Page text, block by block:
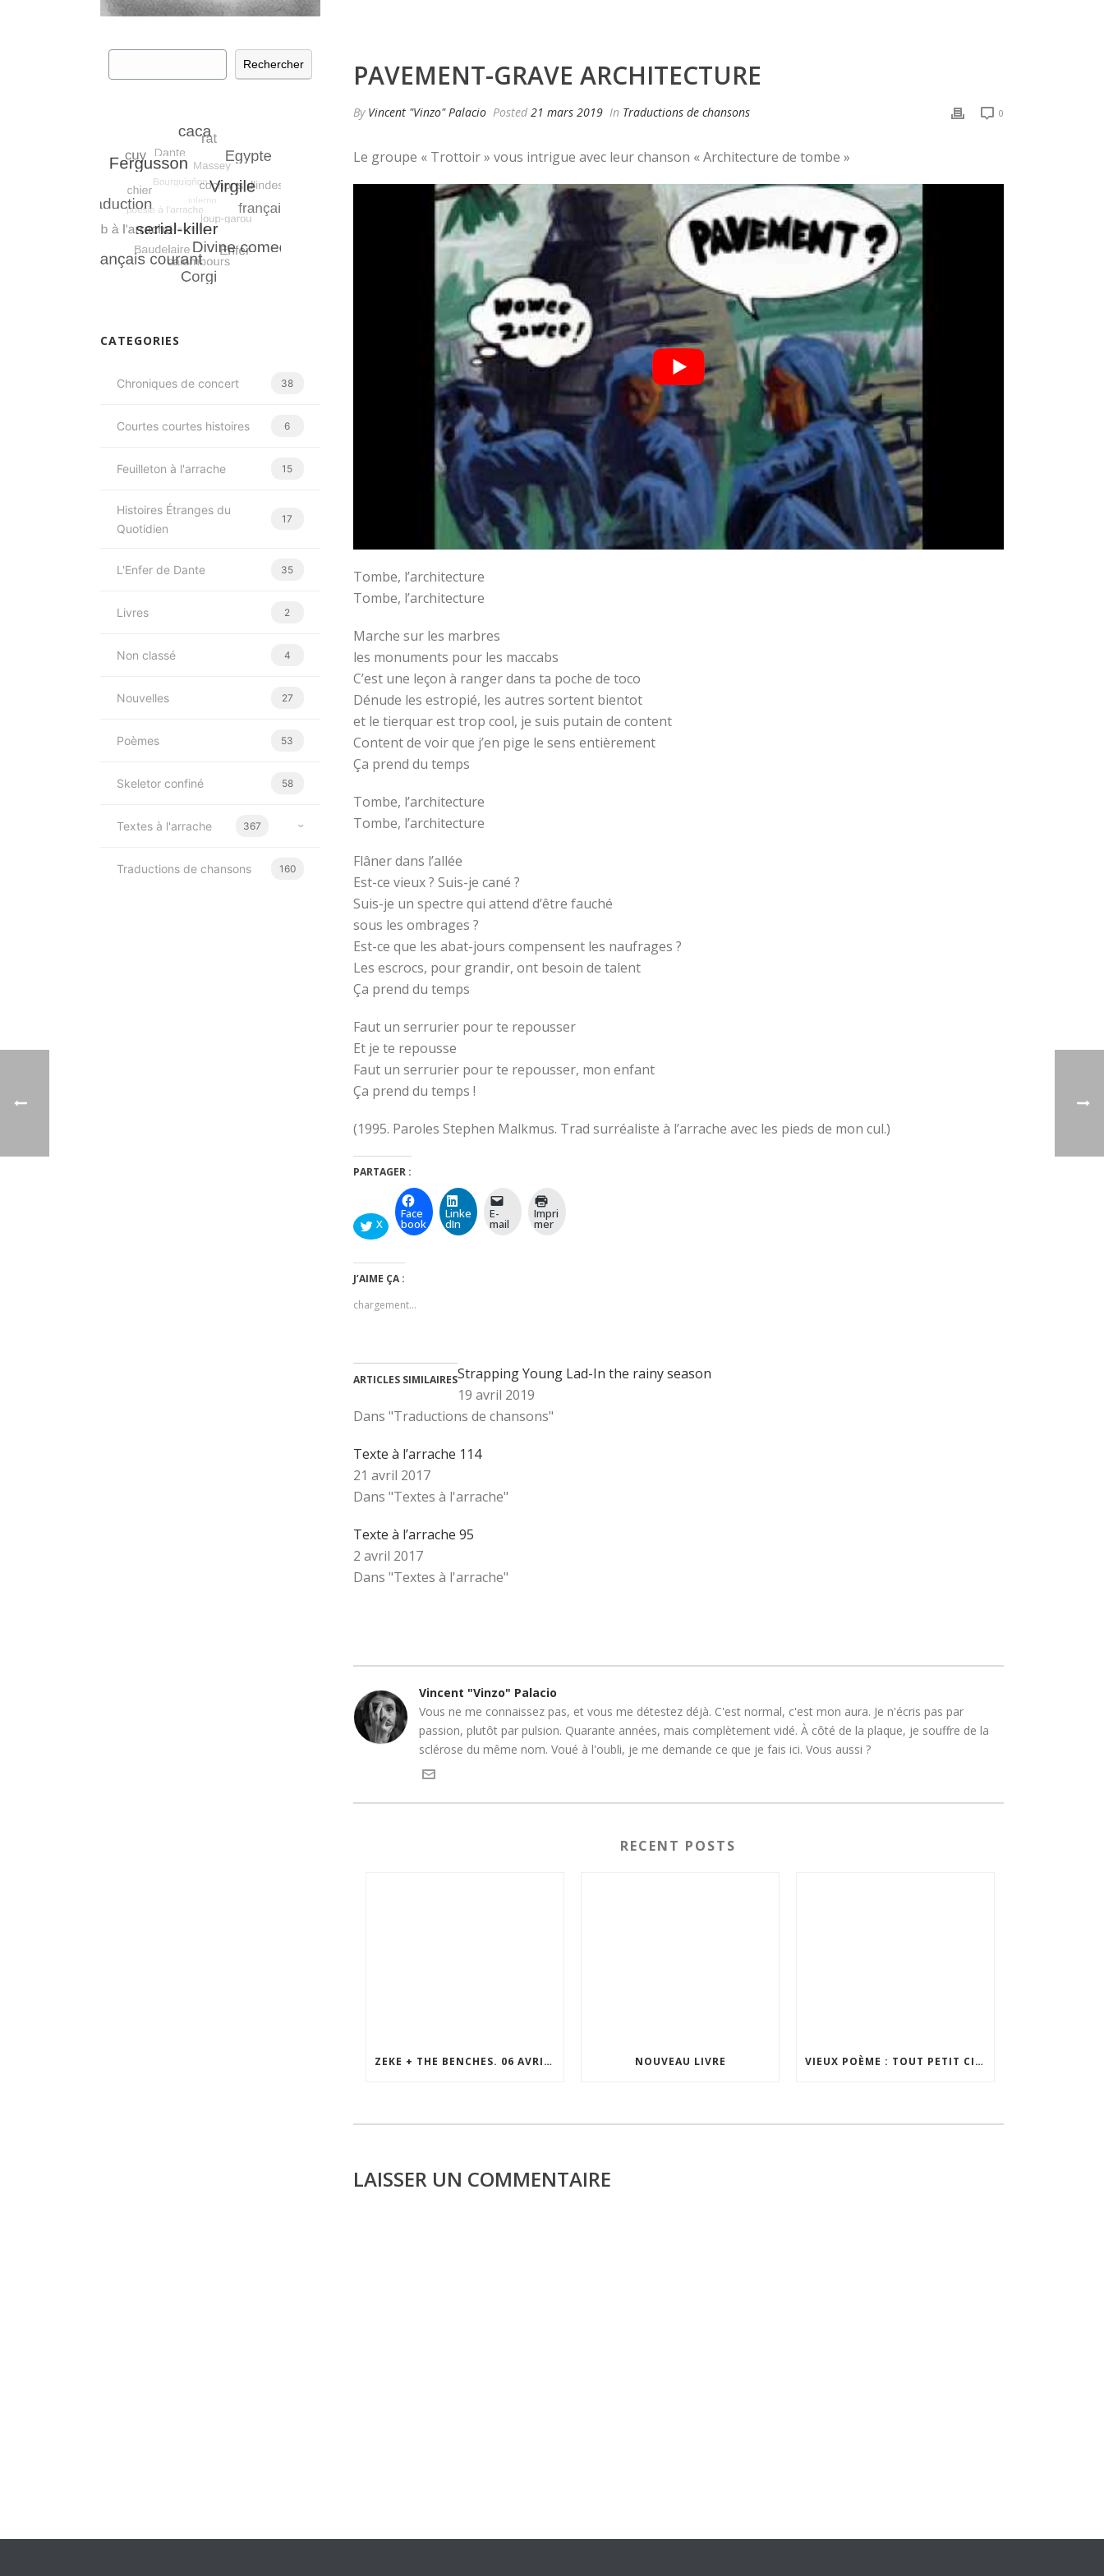
PAVEMENT-GRAVE ARCHITECTURE
By Vincent "Vinzo" Palacio Posted 21 mars 2019 In Traductions de chansons 0
Le groupe « Trottoir » vous intrigue avec leur chanson « Architecture de tombe »
Tombe, l’architecture
Tombe, l’architecture
Marche sur les marbres
les monuments pour les maccabs
C’est une leçon à ranger dans ta poche de toco
Dénude les estropié, les autres sortent bientot
et le tierquar est trop cool, je suis putain de content
Content de voir que j’en pige le sens entièrement
Ça prend du temps
Tombe, l’architecture
Tombe, l’architecture
Flâner dans l’allée
Est-ce vieux ? Suis-je cané ?
Suis-je un spectre qui attend d’être fauché
sous les ombrages ?
Est-ce que les abat-jours compensent les naufrages ?
Les escrocs, pour grandir, ont besoin de talent
Ça prend du temps
Faut un serrurier pour te repousser
Et je te repousse
Faut un serrurier pour te repousser, mon enfant
Ça prend du temps !
(1995. Paroles Stephen Malkmus. Trad surréaliste à l’arrache avec les pieds de mon cul.)
PARTAGER :
X
Face
book
Linke
dIn
E-
mail
Impri
mer
J’AIME ÇA :
chargement…
ARTICLES SIMILAIRESStrapping Young Lad-In the rainy season
19 avril 2019
Dans "Traductions de chansons"
Texte à l’arrache 114
21 avril 2017
Dans "Textes à l'arrache"
Texte à l’arrache 95
2 avril 2017
Dans "Textes à l'arrache"
Vincent "Vinzo" Palacio
Vous ne me connaissez pas, et vous me détestez déjà. C'est normal, c'est mon aura. Je n'écris pas par
passion, plutôt par pulsion. Quarante années, mais complètement vidé. À côté de la plaque, je souffre de la
sclérose du même nom. Voué à l'oubli, je me demande ce que je fais ici. Vous aussi ?
RECENT POSTS
ZEKE + THE BENCHES. 06 AVRIL 2026. LE MOLOTOV. MARSEILLE NOUVEAU LIVRE VIEUX POÈME : TOUT PETIT CITADIN (25/08/2018)
LAISSER UN COMMENTAIRE
Rechercher
CATEGORIES
Chroniques de concert 38
Courtes courtes histoires 6
Feuilleton à l'arrache 15
Histoires Étranges du
Quotidien
17
L'Enfer de Dante 35
Livres 2
Non classé 4
Nouvelles 27
Poèmes 53
Skeletor confiné 58
Textes à l'arrache 367
Traductions de chansons 160